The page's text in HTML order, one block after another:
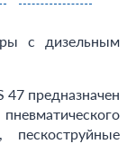
с дизельным
предназначен
пескоструйные